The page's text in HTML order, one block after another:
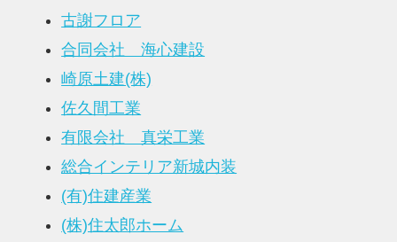
古謝フロア
合同会社 海心建設
崎原土建(株)
佐久間工業
有限会社 真栄工業
総合インテリア新城内装
(有)住建産業
(株)住太郎ホーム